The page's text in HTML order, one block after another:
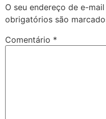
O seu endereço de e-
obrigatórios são
Comentário *